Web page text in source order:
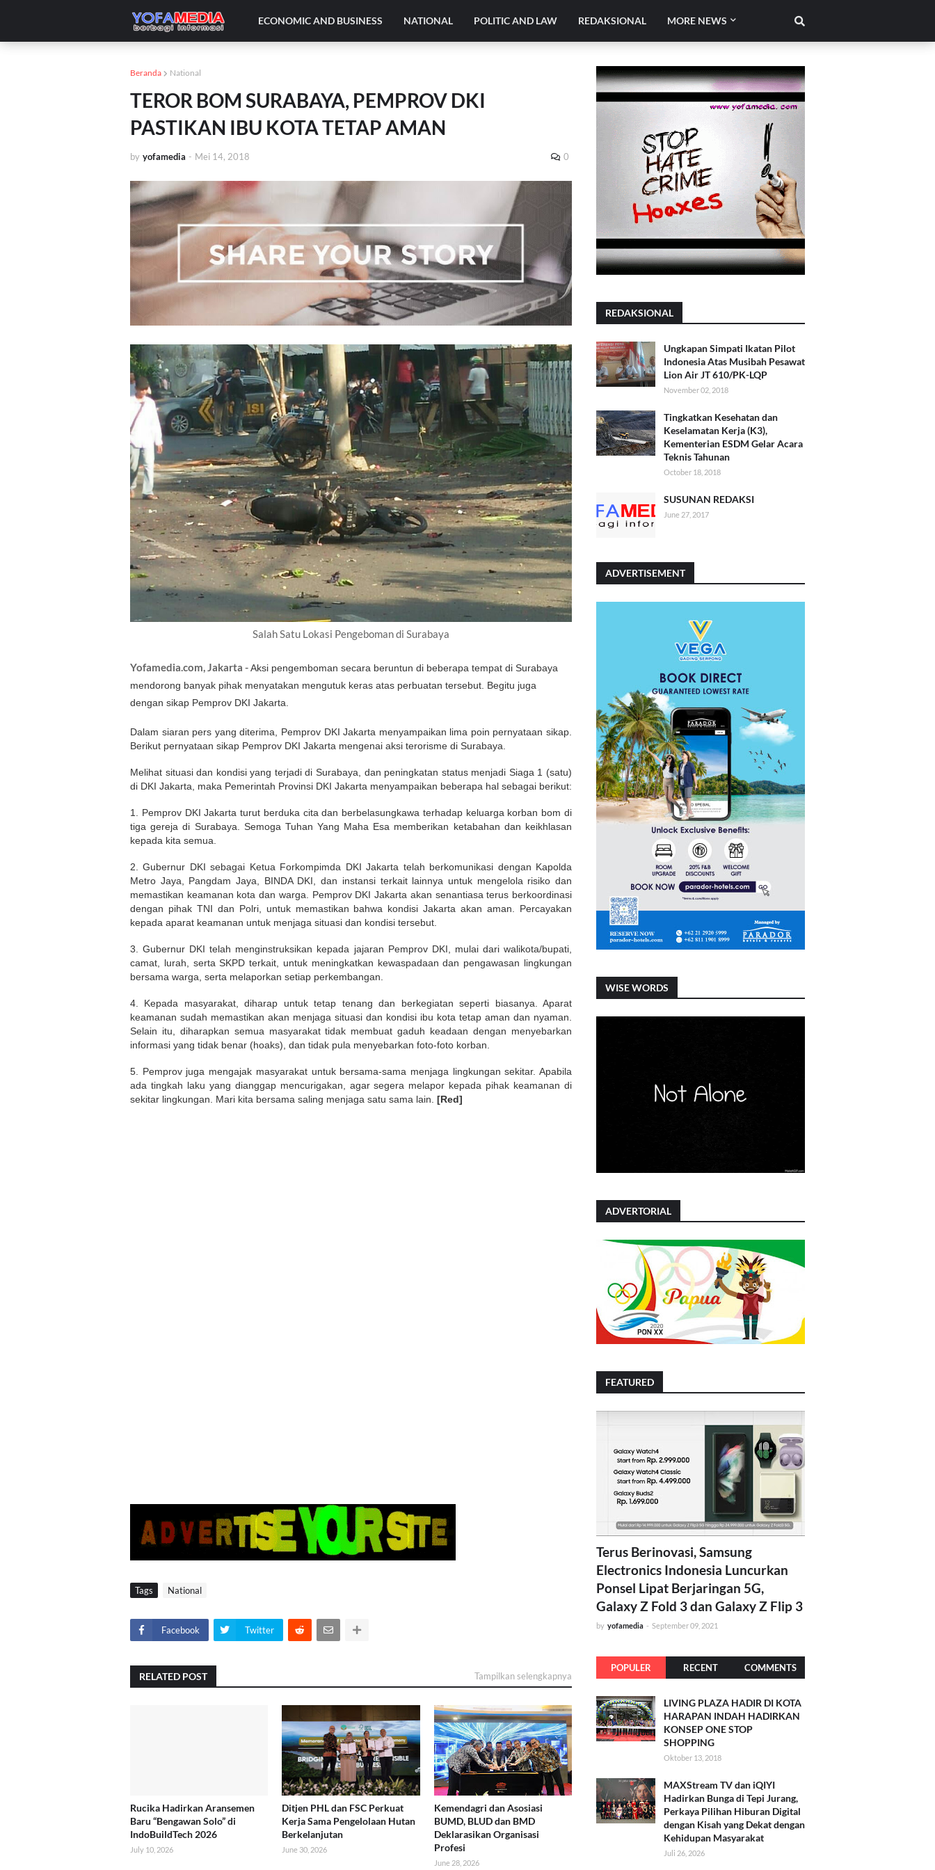
ECONOMIC AND BUSINESS NATIONAL POLITIC AND LAW REDAKSIONAL MORE NEWS
Beranda National
TEROR BOM SURABAYA, PEMPROV DKI
PASTIKAN IBU KOTA TETAP AMAN
by yofamedia - Mei 14, 2018 0
Salah Satu Lokasi Pengeboman di Surabaya
Yofamedia.com, Jakarta -Aksi pengemboman secara beruntun di beberapa tempat di Surabaya
mendorong banyak pihak menyatakan mengutuk keras atas perbuatan tersebut. Begitu juga
dengan sikap Pemprov DKI Jakarta.
Dalam siaran pers yang diterima, Pemprov DKI Jakarta menyampaikan lima poin pernyataan sikap.
Berikut pernyataan sikap Pemprov DKI Jakarta mengenai aksi terorisme di Surabaya.
Melihat situasi dan kondisi yang terjadi di Surabaya, dan peningkatan status menjadi Siaga 1 (satu)
di DKI Jakarta, maka Pemerintah Provinsi DKI Jakarta menyampaikan beberapa hal sebagai berikut:
1. Pemprov DKI Jakarta turut berduka cita dan berbelasungkawa terhadap keluarga korban bom di
tiga gereja di Surabaya. Semoga Tuhan Yang Maha Esa memberikan ketabahan dan keikhlasan
kepada kita semua.
2. Gubernur DKI sebagai Ketua Forkompimda DKI Jakarta telah berkomunikasi dengan Kapolda
Metro Jaya, Pangdam Jaya, BINDA DKI, dan instansi terkait lainnya untuk mengelola risiko dan
memastikan keamanan kota dan warga. Pemprov DKI Jakarta akan senantiasa terus berkoordinasi
dengan pihak TNI dan Polri, untuk memastikan bahwa kondisi Jakarta akan aman. Percayakan
kepada aparat keamanan untuk menjaga situasi dan kondisi tersebut.
3. Gubernur DKI telah menginstruksikan kepada jajaran Pemprov DKI, mulai dari walikota/bupati,
camat, lurah, serta SKPD terkait, untuk meningkatkan kewaspadaan dan pengawasan lingkungan
bersama warga, serta melaporkan setiap perkembangan.
4. Kepada masyarakat, diharap untuk tetap tenang dan berkegiatan seperti biasanya. Aparat
keamanan sudah memastikan akan menjaga situasi dan kondisi ibu kota tetap aman dan nyaman.
Selain itu, diharapkan semua masyarakat tidak membuat gaduh keadaan dengan menyebarkan
informasi yang tidak benar (hoaks), dan tidak pula menyebarkan foto-foto korban.
5. Pemprov juga mengajak masyarakat untuk bersama-sama menjaga lingkungan sekitar. Apabila
ada tingkah laku yang dianggap mencurigakan, agar segera melapor kepada pihak keamanan di
sekitar lingkungan. Mari kita bersama saling menjaga satu sama lain. [Red]
Tags National
Facebook Twitter
RELATED POST Tampilkan selengkapnya
Rucika Hadirkan Aransemen
Baru “Bengawan Solo” di
IndoBuildTech 2026
July 10, 2026
Ditjen PHL dan FSC Perkuat
Kerja Sama Pengelolaan Hutan
Berkelanjutan
June 30, 2026
Kemendagri dan Asosiasi
BUMD, BLUD dan BMD
Deklarasikan Organisasi
Profesi
June 28, 2026
REDAKSIONAL
Ungkapan Simpati Ikatan Pilot
Indonesia Atas Musibah Pesawat
Lion Air JT 610/PK-LQP
November 02, 2018
Tingkatkan Kesehatan dan
Keselamatan Kerja (K3),
Kementerian ESDM Gelar Acara
Teknis Tahunan
October 18, 2018
SUSUNAN REDAKSI
June 27, 2017
ADVERTISEMENT
WISE WORDS
ADVERTORIAL
FEATURED
Terus Berinovasi, Samsung
Electronics Indonesia Luncurkan
Ponsel Lipat Berjaringan 5G,
Galaxy Z Fold 3 dan Galaxy Z Flip 3
by yofamedia - September 09, 2021
POPULER RECENT COMMENTS
LIVING PLAZA HADIR DI KOTA
HARAPAN INDAH HADIRKAN
KONSEP ONE STOP
SHOPPING
Oktober 13, 2018
MAXStream TV dan iQIYI
Hadirkan Bunga di Tepi Jurang,
Perkaya Pilihan Hiburan Digital
dengan Kisah yang Dekat dengan
Kehidupan Masyarakat
Juli 26, 2026